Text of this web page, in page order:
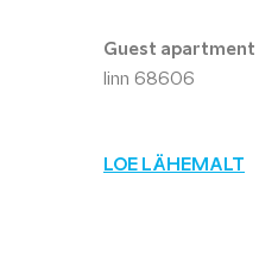
Guest apartment
linn 68606
LOE LÄHEMALT